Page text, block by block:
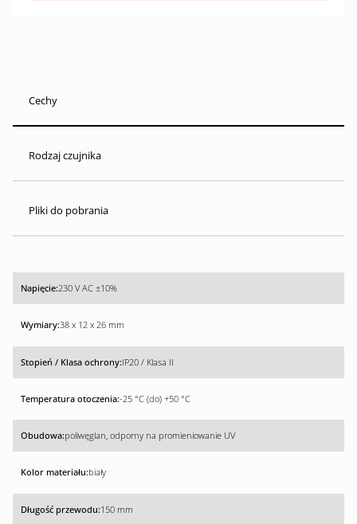
Cechy
Rodzaj czujnika
Pliki do pobrania
230 V AC ±10%
38 x 12 x 26 mm
IP20 / Klasa II
-25 °C (do) +50 °C
poliwęglan, odporny na promieniowanie UV
biały
150 mm